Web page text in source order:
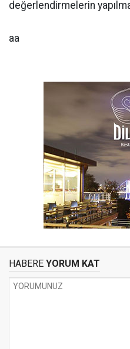
değerlendirmelerin
aa
HABERE YORUM KAT